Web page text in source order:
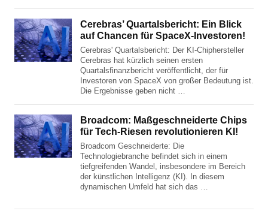
Cerebras’ Quartalsbericht: Ein Blick
auf Chancen für SpaceX-Investoren!
Cerebras' Quartalsbericht: Der KI-Chiphersteller
Cerebras hat kürzlich seinen ersten
Quartalsfinanzbericht veröffentlicht, der für
Investoren von SpaceX von großer Bedeutung ist.
Die Ergebnisse geben nicht …
Broadcom: Maßgeschneiderte Chips
für Tech-Riesen revolutionieren KI!
Broadcom Geschneiderte: Die
Technologiebranche befindet sich in einem
tiefgreifenden Wandel, insbesondere im Bereich
der künstlichen Intelligenz (KI). In diesem
dynamischen Umfeld hat sich das …